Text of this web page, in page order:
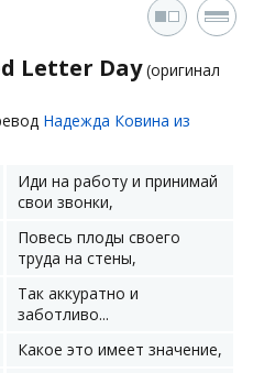
Letter Day(оригинал
Надежда Ковина из
Иди на работу и принимай
свои звонки,
Повесь плоды своего
труда на стены,
Так аккуратно и
заботливо...
Какое это имеет значение,